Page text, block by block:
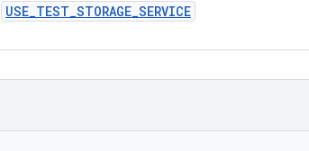
USE_TEST_STORAGE_SERVICE